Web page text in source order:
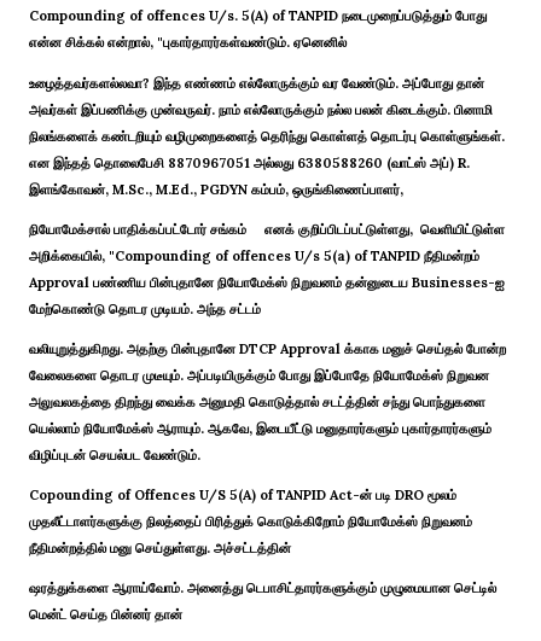
Compounding of offences U/s. 5(A) of TANPID நடைமுறைப்படுத்தும் போது
என்ன சிக்கல் என்றால், "புகார்தாரர்கள்வண்டும். ஏனெனில்
உழைத்தவர்களல்லவா? இந்த எண்ணம் எல்லோருக்கும் வர வேண்டும். அப்போது தான்
அவர்கள் இப்பணிக்கு முன்வருவர். நாம் எல்லோருக்கும் நல்ல பலன் கிடைக்கும். பினாமி
நிலங்களைக் கண்டறியும் வழிமுறைகளைத் தெரிந்து கொள்ளத் தொடர்பு கொள்ளுங்கள்.
என இந்தத் தொலைபேசி 8870967051 அல்லது 6380588260 (வாட்ஸ் அப்) R.
இளங்கோவன், M.Sc., M.Ed., PGDYN கம்பம், ஒருங்கிணைப்பாளர்,
நியோமேக்சால் பாதிக்கப்பட்டோர் சங்கம் எனக் குறிப்பிடப்பட்டுள்ளது, வெளியிட்டுள்ள
அறிக்கையில், "Compounding of offences U/s 5(a) of TANPID நீதிமன்றம்
Approval பண்ணிய பின்புதானே நியோமேக்ஸ் நிறுவனம் தன்னுடைய Businesses-ஐ
மேற்கொண்டு தொடர முடியம். அந்த சட்டம்
வலியுறுத்துகிறது. அதற்கு பின்புதானே DTCP Approval க்காக மனுச் செய்தல் போன்ற
வேலைகளை தொடர முடீயும். அப்படியிருக்கும் போது இப்போதே நியோமேக்ஸ் நிறுவன
அலுவலகத்தை திறந்து வைக்க அனுமதி கொடுத்தால் சடட்த்தின் சந்து பொந்துகளை
யெல்லாம் நியோமேக்ஸ் ஆராயும். ஆகவே, இடையீட்டு மனுதாரர்களும் புகார்தாரர்களும்
விழிப்புடன் செயல்பட வேண்டும்.
Copounding of Offences U/S 5(A) of TANPID Act-ன் படி DRO மூலம்
முதலீட்டாளர்களுக்கு நிலத்தைப் பிரித்துக் கொடுக்கிறோம் நியோமேக்ஸ் நிறுவனம்
நீதிமன்றத்தில் மனு செய்துள்ளது. அச்சட்டத்தின்
ஷரத்துக்களை ஆராய்வோம். அனைத்து டெபாசிட்தாரர்களுக்கும் முழுமையான செட்டில்
மென்ட் செய்த பின்னர் தான்